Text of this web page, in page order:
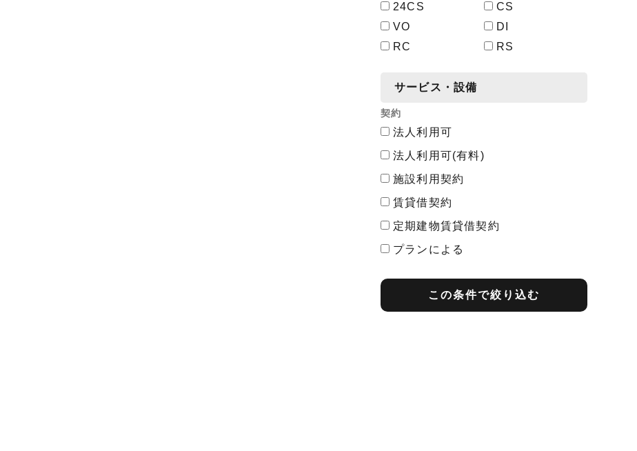
24CS
CS
VO
DI
RC
RS
サービス・設備
契約
法人利用可
法人利用可(有料)
施設利用契約
賃貸借契約
定期建物賃貸借契約
プランによる
最短契約期間この条件で絞り込む